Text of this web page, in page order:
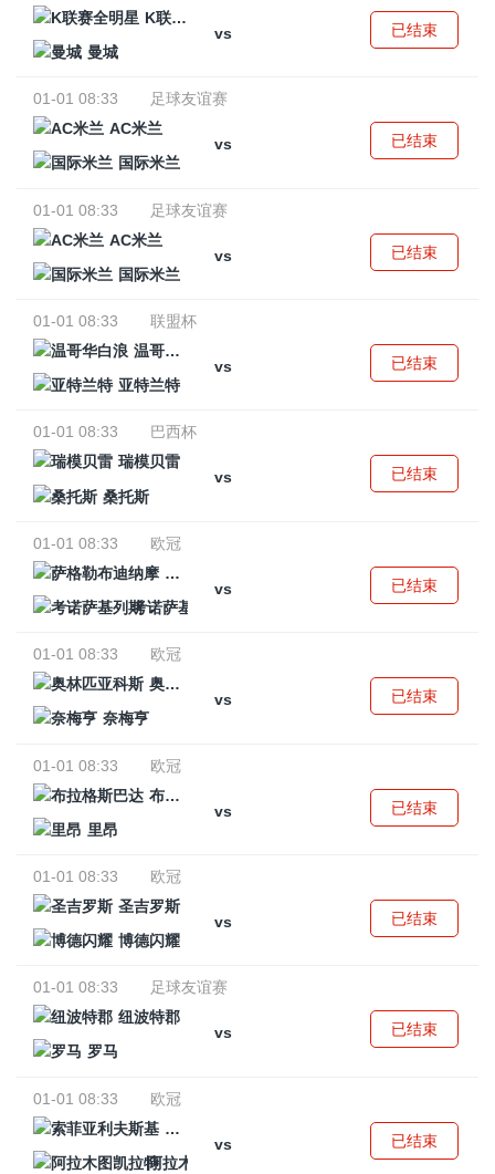
K联赛全明星
vs
曼城
已结束
01-01 08:33
足球友谊赛
AC米兰
vs
国际米兰
已结束
01-01 08:33
足球友谊赛
AC米兰
vs
国际米兰
已结束
01-01 08:33
联盟杯
温哥华白浪
vs
亚特兰特
已结束
01-01 08:33
巴西杯
瑞模贝雷
vs
桑托斯
已结束
01-01 08:33
欧冠
萨格勒布迪纳摩
vs
考诺萨基列斯
已结束
01-01 08:33
欧冠
奥林匹亚科斯
vs
奈梅亨
已结束
01-01 08:33
欧冠
布拉格斯巴达
vs
里昂
已结束
01-01 08:33
欧冠
圣吉罗斯
vs
博德闪耀
已结束
01-01 08:33
足球友谊赛
纽波特郡
vs
罗马
已结束
01-01 08:33
欧冠
索菲亚利夫斯基
vs
阿拉木图凯拉特
已结束